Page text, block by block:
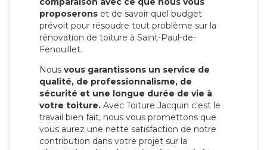
proposerons et de savoir quel budget
prévoit pour résoudre tout problème sur la
rénovation de toiture à Saint-Paul-de-
Fenouillet.
Nous vous garantissons un service de
qualité, de professionnalisme, de
sécurité et une longue durée de vie à
votre toiture. Avec Toiture Jacquin c'est le
travail bien fait, nous vous promettons que
vous aurez une nette satisfaction de notre
contribution dans votre projet sur la